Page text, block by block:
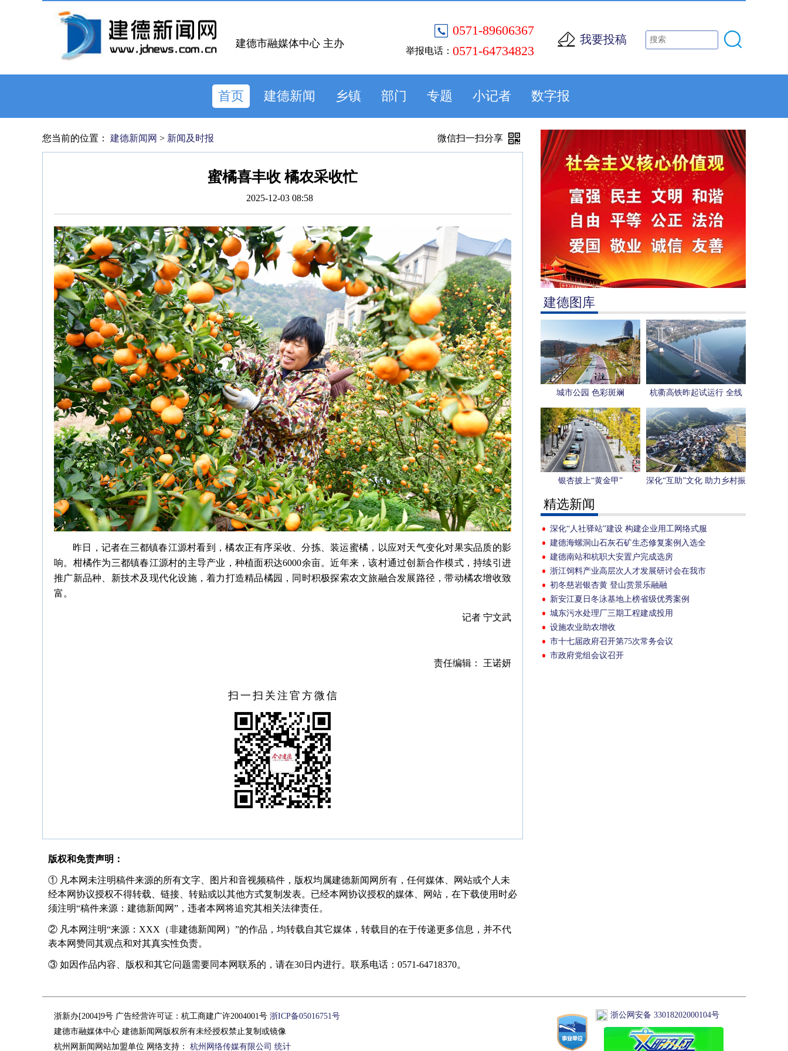
0571-89606367
举报电话： 0571-64734823
我要投稿
建德市融媒体中心 主办
首页 建德新闻 乡镇 部门 专题 小记者 数字报
建德图库
城市公园 色彩斑斓
杭衢高铁昨起试运行 全线
开通运营进入倒计时
银杏披上“黄金甲”
深化“互助”文化 助力乡村振
精选新闻
深化“人社驿站”建设 构建企业用工网络式服
务体系
建德海螺洞山石灰石矿生态修复案例入选全
国矿区生态修复典型案例
建德南站和杭职大安置户完成选房
浙江饲料产业高层次人才发展研讨会在我市
举行
初冬慈岩银杏黄 登山赏景乐融融
新安江夏日冬泳基地上榜省级优秀案例
城东污水处理厂三期工程建成投用
设施农业助农增收
市十七届政府召开第75次常务会议
市政府党组会议召开
您当前的位置： 建德新闻网 > 新闻及时报 微信扫一扫分享
蜜橘喜丰收 橘农采收忙
2025-12-03 08:58
昨日，记者在三都镇春江源村看到，橘农正有序采收、分拣、装运蜜橘，以应对天气变化对果实品质的影
响。柑橘作为三都镇春江源村的主导产业，种植面积达6000余亩。近年来，该村通过创新合作模式，持续引进
推广新品种、新技术及现代化设施，着力打造精品橘园，同时积极探索农文旅融合发展路径，带动橘农增收致
富。
记者 宁文武
责任编辑： 王诺妍
扫一扫关注官方微信
版权和免责声明：
① 凡本网未注明稿件来源的所有文字、图片和音视频稿件，版权均属建德新闻网所有，任何媒体、网站或个人未
经本网协议授权不得转载、链接、转贴或以其他方式复制发表。已经本网协议授权的媒体、网站，在下载使用时必
须注明“稿件来源：建德新闻网”，违者本网将追究其相关法律责任。
② 凡本网注明“来源：XXX（非建德新闻网）”的作品，均转载自其它媒体，转载目的在于传递更多信息，并不代
表本网赞同其观点和对其真实性负责。
③ 如因作品内容、版权和其它问题需要同本网联系的，请在30日内进行。联系电话：0571-64718370。
浙公网安备 33018202000104号
浙新办[2004]9号 广告经营许可证：杭工商建广许2004001号 浙ICP备05016751号
建德市融媒体中心 建德新闻网版权所有未经授权禁止复制或镜像
杭州网新闻网站加盟单位 网络支持：
杭州网络传媒有限公司 统计